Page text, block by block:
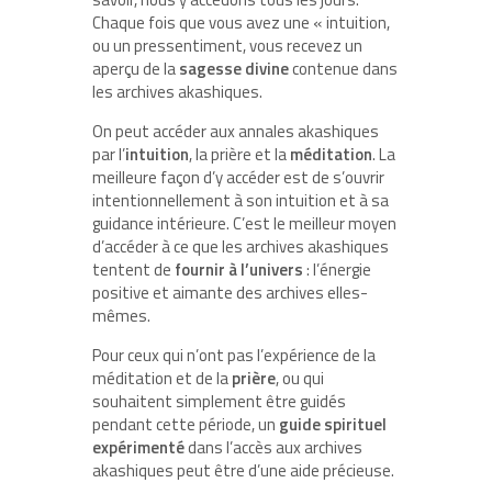
Chaque fois que vous avez une « intuition,
ou un pressentiment, vous recevez un
aperçu de lasagesse divinecontenue dans
les archives akashiques.
On peut accéder aux annales akashiques
par l’intuition, la prière et laméditation. La
meilleure façon d’y accéder est de s’ouvrir
intentionnellement à son intuition et à sa
guidance intérieure. C’est le meilleur moyen
d’accéder à ce que les archives akashiques
tentent de fournir à l’univers: l’énergie
positive et aimante des archives elles-
mêmes.
Pour ceux qui n’ont pas l’expérience de la
méditation et de laprière, ou qui
souhaitent simplement être guidés
pendant cette période, un guide spirituel
expérimentédans l’accès aux archives
akashiques peut être d’une aide précieuse.